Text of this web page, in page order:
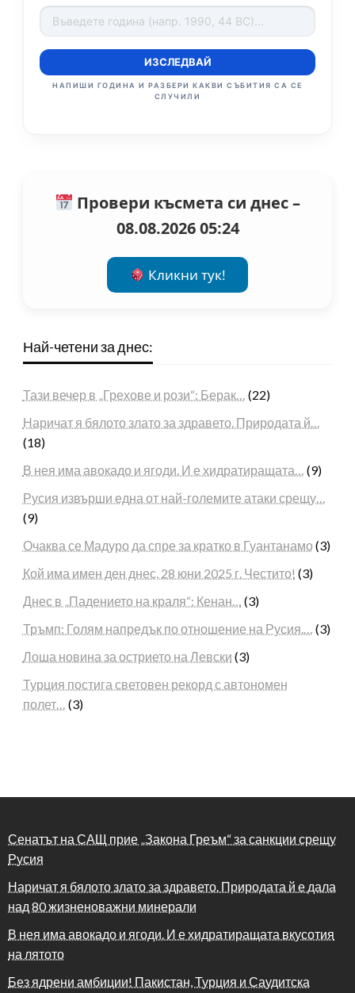
ИЗСЛЕДВАЙ
НАПИШИ ГОДИНА И РАЗБЕРИ КАКВИ СЪБИТИЯ СА СЕ
СЛУЧИЛИ
Провери късмета си днес –
08.08.2026 05:24
Кликни тук!
Най-четени за днес:
Тази вечер в „Грехове и рози“: Берак… (22)
Наричат я бялото злато за здравето. Природата й…
(18)
В нея има авокадо и ягоди. И е хидратиращата… (9)
Русия извърши една от най-големите атаки срещу…
(9)
Очаква се Мадуро да спре за кратко в Гуантанамо (3)
Кой има имен ден днес, 28 юни 2025 г. Честито! (3)
Днес в „Падението на краля“: Кенан… (3)
Тръмп: Голям напредък по отношение на Русия.… (3)
Лоша новина за острието на Левски (3)
Турция постига световен рекорд с автономен
полет… (3)
Сенатът на САЩ прие „Закона Греъм“ за санкции срещу
Русия
Наричат я бялото злато за здравето. Природата й е дала
над 80 жизненоважни минерали
В нея има авокадо и ягоди. И е хидратиращата вкусотия
на лятото
Без ядрени амбиции! Пакистан, Турция и Саудитска